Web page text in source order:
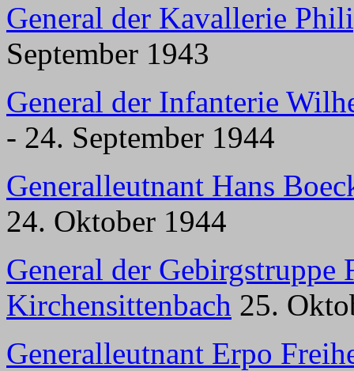
General der Kavallerie
September 1943
General der Infanterie
- 24. September 1944
Generalleutnant Hans
24. Oktober 1944
General der
Kirchensittenbach 25.
Generalleutnant Erpo